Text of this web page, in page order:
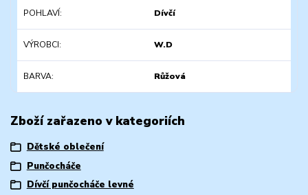
POHLAVÍ Dívčí
VÝROBCI W.D
BARVA Růžová
Zboží zařazeno v kategoriích
Dětské oblečení
Punčocháče
Dívčí punčocháče levné